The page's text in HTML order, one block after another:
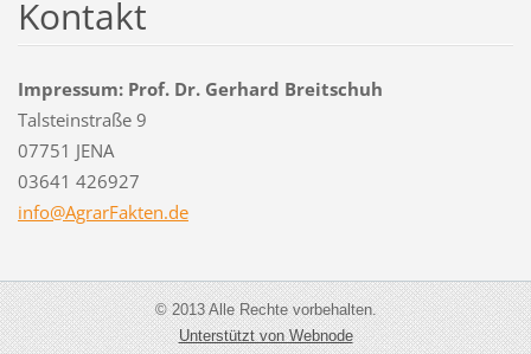
Kontakt
Impressum: Prof. Dr. Gerhard Breitschuh
Talsteinstraße 9
07751 JENA
03641 426927
info@AgrarFakten.de
© 2013 Alle Rechte vorbehalten.
Unterstützt von Webnode